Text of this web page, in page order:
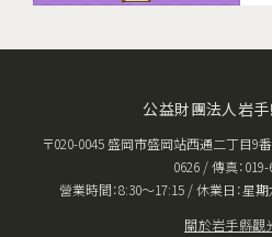
公益財團法人岩
〒020-0045 盛岡市盛岡站西通二丁目9番
0626 / 傳真：
營業時間：8:30〜17:15 / 休業日：星
關於岩手縣觀